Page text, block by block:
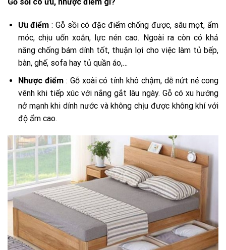
Gỗ sồi có ưu, nhược điểm gì?
Ưu điểm : Gỗ sồi có đặc điểm chống được, sâu mọt, ẩm
móc, chịu uốn xoắn, lực nén cao. Ngoài ra còn có khả
năng chống bám dính tốt, thuận lợi cho việc làm tủ bếp,
bàn, ghế, sofa hay tủ quần áo,…
Nhược điểm: Gỗ xoài có tính khô chậm, dễ nứt nẻ cong
vênh khi tiếp xúc với nắng gắt lâu ngày. Gỗ có xu hướng
nở mạnh khi dính nước và không chịu được không khí với
độ ẩm cao.